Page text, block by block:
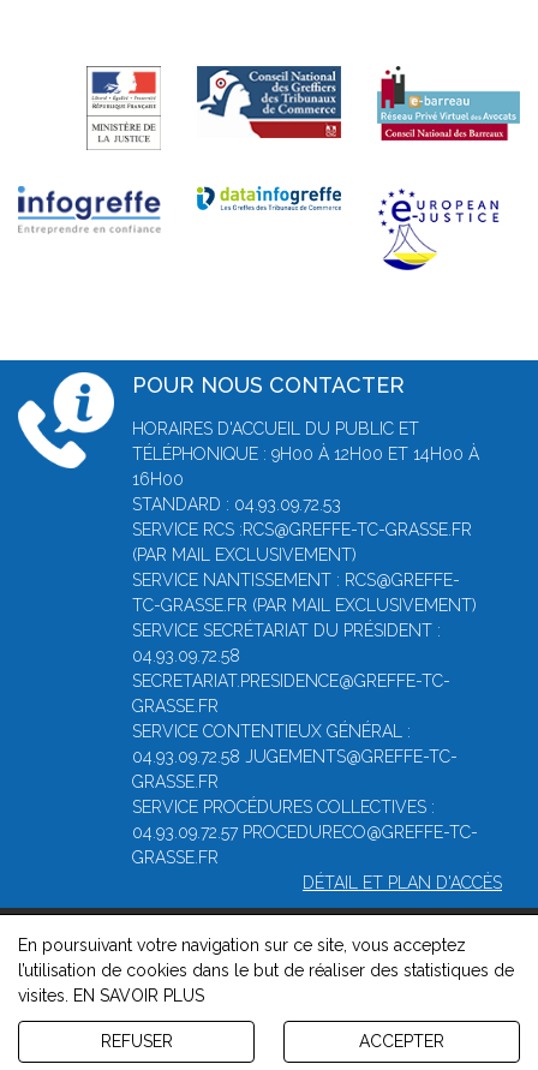
POUR NOUS CONTACTER
HORAIRES D'ACCUEIL DU PUBLIC ET
TÉLÉPHONIQUE : 9H00 À 12H00 ET 14H00 À
16H00
STANDARD : 04.93.09.72.53
SERVICE RCS :RCS@GREFFE-TC-GRASSE.FR
(PAR MAIL EXCLUSIVEMENT)
SERVICE NANTISSEMENT : RCS@GREFFE-
TC-GRASSE.FR (PAR MAIL EXCLUSIVEMENT)
SERVICE SECRÉTARIAT DU PRÉSIDENT :
04.93.09.72.58
SECRETARIAT.PRESIDENCE@GREFFE-TC-
GRASSE.FR
SERVICE CONTENTIEUX GÉNÉRAL :
04.93.09.72.58 JUGEMENTS@GREFFE-TC-
GRASSE.FR
SERVICE PROCÉDURES COLLECTIVES :
04.93.09.72.57 PROCEDURECO@GREFFE-TC-
GRASSE.FR
DÉTAIL ET PLAN D'ACCÈS
© 2026, Greffe du Tribunal de Commerce de Grasse -Mentions
légales-Contact -Gestion des cookies -Politique de
confidentialité et de cookies
Version : 1.8.1
En poursuivant votre navigation sur ce site, vous acceptez
l’utilisation de cookies dans le but de réaliser des statistiques de
visites.
EN SAVOIR PLUS
REFUSER ACCEPTER